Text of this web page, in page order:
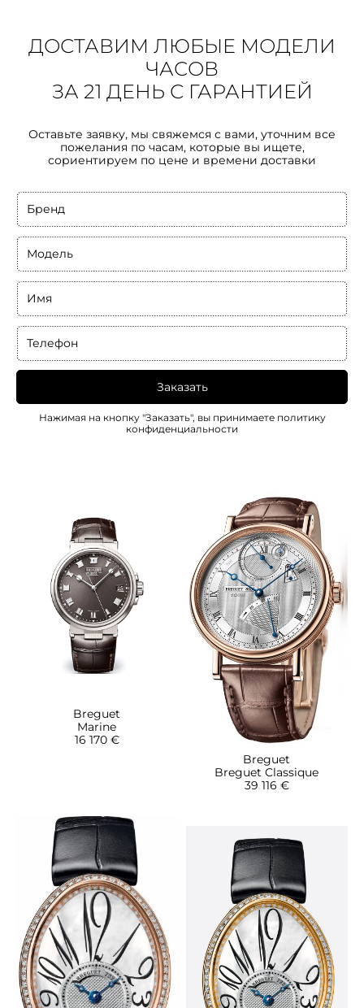
Breguet
Marine
16 170 €
Breguet
Breguet Classique
39 116 €
ДОСТАВИМ ЛЮБЫЕ МОДЕЛИ
ЧАСОВ
ЗА 21 ДЕНЬ С ГАРАНТИЕЙ
Оставьте заявку, мы свяжемся с вами, уточним все
пожелания по часам, которые вы ищете,
сориентируем по цене и времени доставки
Бренд
Модель
Имя
Телефон
Заказать
Нажимая на кнопку "Заказать", вы принимаете политику
конфиденциальности